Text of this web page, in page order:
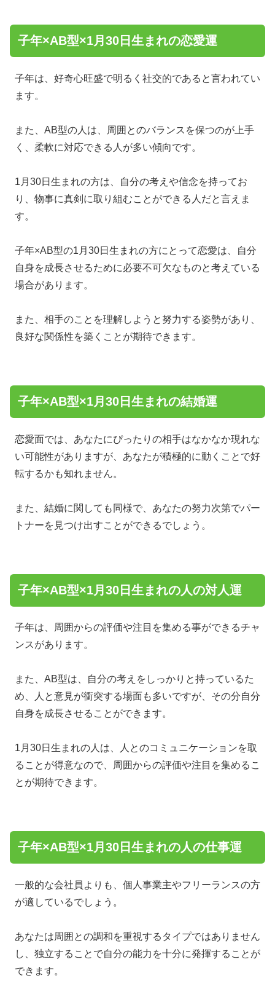
子年×AB型×1月30日生まれの恋愛運
子年は、好奇心旺盛で明るく社交的であると言われてい
ます。
また、AB型の人は、周囲とのバランスを保つのが上手
く、柔軟に対応できる人が多い傾向です。
1月30日生まれの方は、自分の考えや信念を持ってお
り、物事に真剣に取り組むことができる人だと言えま
す。
子年×AB型の1月30日生まれの方にとって恋愛は、自分
自身を成長させるために必要不可欠なものと考えている
場合があります。
また、相手のことを理解しようと努力する姿勢があり、
良好な関係性を築くことが期待できます。
子年×AB型×1月30日生まれの結婚運
恋愛面では、あなたにぴったりの相手はなかなか現れな
い可能性がありますが、あなたが積極的に動くことで好
転するかも知れません。
また、結婚に関しても同様で、あなたの努力次第でパー
トナーを見つけ出すことができるでしょう。
子年×AB型×1月30日生まれの人の対人運
子年は、周囲からの評価や注目を集める事ができるチャ
ンスがあります。
また、AB型は、自分の考えをしっかりと持っているた
め、人と意見が衝突する場面も多いですが、その分自分
自身を成長させることができます。
1月30日生まれの人は、人とのコミュニケーションを取
ることが得意なので、周囲からの評価や注目を集めるこ
とが期待できます。
子年×AB型×1月30日生まれの人の仕事運
一般的な会社員よりも、個人事業主やフリーランスの方
が適しているでしょう。
あなたは周囲との調和を重視するタイプではありません
し、独立することで自分の能力を十分に発揮することが
できます。